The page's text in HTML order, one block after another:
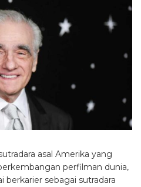
asal Amerika yang
perfilman dunia,
berkarier sebagai sutradara